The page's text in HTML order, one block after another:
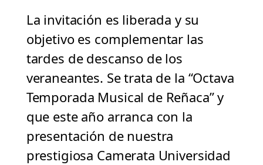
La invitación es liberada y su
objetivo es complementar las
tardes de descanso de los
veraneantes. Se trata de la “Octava
Temporada Musical de Reñaca” y
que este año arranca con la
presentación de nuestra
prestigiosa Camerata Universidad